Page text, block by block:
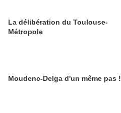
La délibération du Toulouse-
Métropole
Moudenc-Delga d'un même pas !